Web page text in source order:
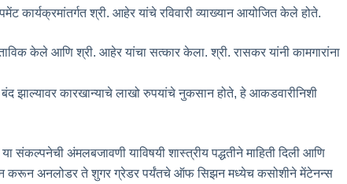
कार्यक्रमांतर्गत श्री. आहेर यांचे रविवारी व्याख्यान आयोजित केले होते.
केले आणि श्री. ‌आहेर यांचा सत्कार केला. श्री. रासकर यांनी कामगारांना
झाल्यावर कारखान्याचे लाखो रुपयांचे नुकसान होते, हे आकडवारीनिशी
संकल्पनेची अंमलबजावणी याविषयी शास्त्रीय पद्धतीने माहिती दिली आणि
करून अनलोडर ते शुगर ग्रेडर पर्यंतचे ऑफ सिझन मध्येच कसोशीने मेंटेनन्स